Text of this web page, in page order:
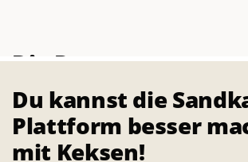
Die Partner
Du kannst die
Plattform besser
mit Keksen!